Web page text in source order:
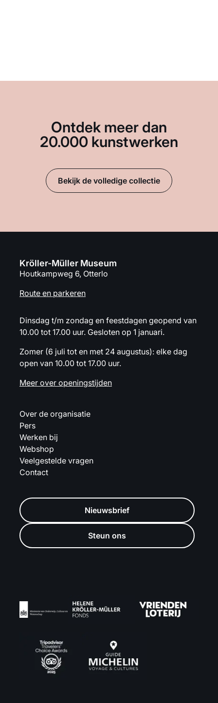
Ontdek meer dan
20.000 kunstwerken
Bekijk de volledige collectie
Kröller-Müller Museum
Houtkampweg 6, Otterlo
Route en parkeren
Dinsdag t/m zondag en feestdagen geopend van
10.00 tot 17.00 uur. Gesloten op 1 januari.
Zomer (6 juli tot en met 24 augustus): elke dag
open van 10.00 tot 17.00 uur.
Meer over openingstijden
Over de organisatie
Pers
Werken bij
Webshop
Veelgestelde vragen
Contact
Nieuwsbrief
Steun ons